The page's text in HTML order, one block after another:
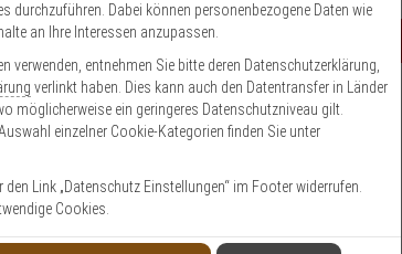
Einbruch
6MPx T/N IR PoE
PoE
durchzuführen. Dabei können personenbezogene Daten wie
an Ihre Interessen anzupassen.
verwenden, entnehmen Sie bitte deren Datenschutzerklärung,
verlinkt haben. Dies kann auch den Datentransfer in Länder
möglicherweise ein geringeres Datenschutzniveau gilt.
einzelner Cookie-Kategorien finden Sie unter
Link „Datenschutz Einstellungen“ im Footer widerrufen.
Cookies.